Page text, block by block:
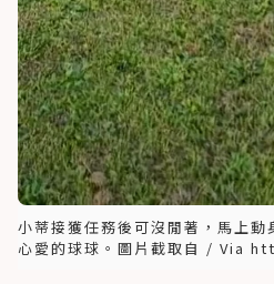
小蒂接獲任務後可沒閒著，馬上
心愛的球球。圖片截取自 / Via